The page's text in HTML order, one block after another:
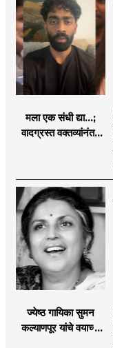
मला एक संधी द्या...;
वादग्रस्त वक्तव्यांनंतर
म्हणाला?
ज्येष्ठ गायिका सुमन
कल्याणपूर यांचे वयाच्या